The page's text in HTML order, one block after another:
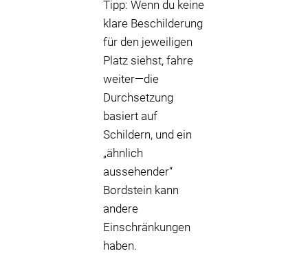
Tipp: Wenn du keine
klare Beschilderung
für den jeweiligen
Platz siehst, fahre
weiter—die
Durchsetzung
basiert auf
Schildern, und ein
„ähnlich
aussehender“
Bordstein kann
andere
Einschränkungen
haben.